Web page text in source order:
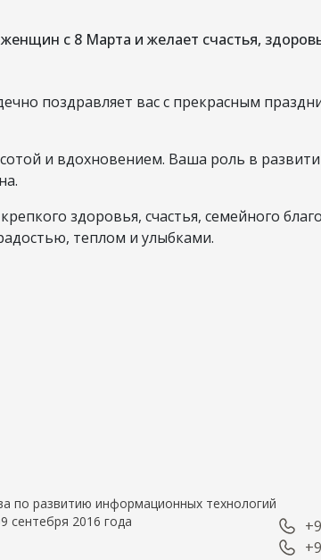
с 8 Марта и желает счастья,
поздравляет вас с прекрасным
и вдохновением. Ваша роль в
здоровья, счастья, семейного
теплом и улыбками.
по развитию информационных технологий
сентебря 2016 года